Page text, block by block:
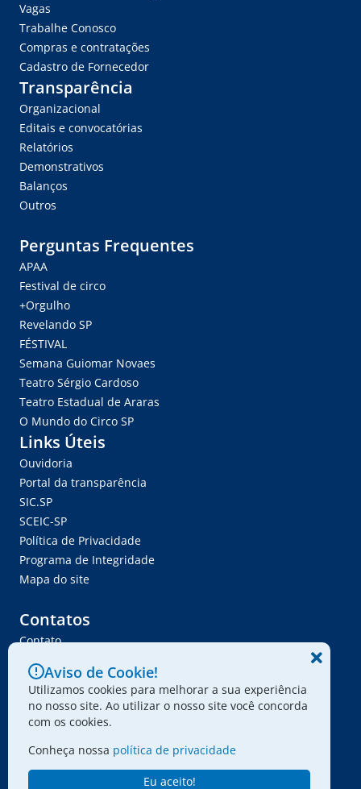
Vagas
Trabalhe Conosco
Compras e contratações
Cadastro de Fornecedor
Transparência
Organizacional
Editais e convocatórias
Relatórios
Demonstrativos
Balanços
Outros
Perguntas Frequentes
APAA
Festival de circo
+Orgulho
Revelando SP
FÉSTIVAL
Semana Guiomar Novaes
Teatro Sérgio Cardoso
Teatro Estadual de Araras
O Mundo do Circo SP
Links Úteis
Ouvidoria
Portal da transparência
SIC.SP
SCEIC-SP
Política de Privacidade
Programa de Integridade
Mapa do site
Contatos
Contato
Trabalhe Conosco
Ser Fornecedor
Envie seu projeto
© 2024 - Associação Paulista dos Amigos da Arte
Aviso de Cookie!
Utilizamos cookies para melhorar a sua experiência
no nosso site. Ao utilizar o nosso site você concorda
com os cookies.
Conheça nossa política de privacidade
Eu aceito!